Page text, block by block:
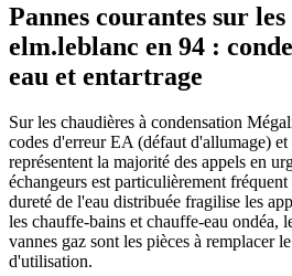
Pannes courantes sur
elm.leblanc en 94 :
eau et entartrage
Sur les chaudières à condensation
codes d'erreur EA (défaut d'allumage)
représentent la majorité des appels en
échangeurs est particulièrement
dureté de l'eau distribuée fragilise les
les chauffe-bains et chauffe-eau ondéa,
vannes gaz sont les pièces à remplacer
d'utilisation.